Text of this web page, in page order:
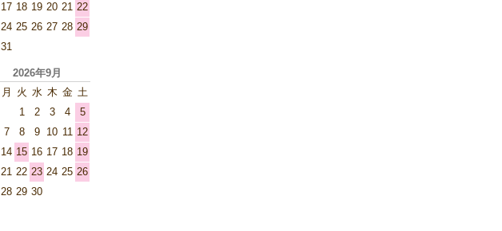
17 18 19 20 21 22
24 25 26 27 28 29
31
2026年9月
月 火 水 木 金 土
1
2 3 4
5
7 8 9 10 11 12
14 15 16 17 18 19
21 22 23 24 25 26
28 29 30